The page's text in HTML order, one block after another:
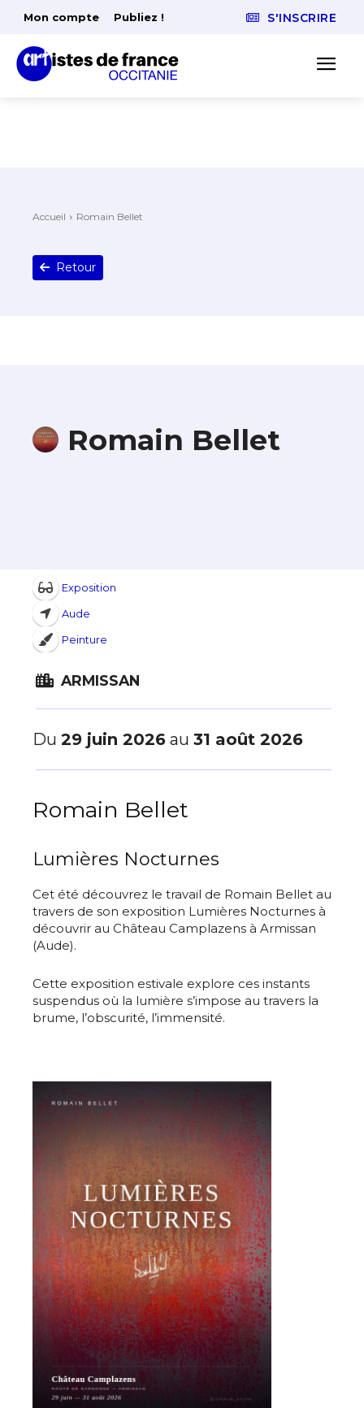
Mon compte Publiez ! S'INSCRIRE
Accueil Romain Bellet
Retour
Romain Bellet
Exposition
Aude
Peinture
ARMISSAN
Du 29 juin 2026 au 31 août 2026
Romain Bellet
Lumières Nocturnes
Cet été découvrez le travail de Romain Bellet au
travers de son exposition Lumières Nocturnes à
découvrir au Château Camplazens à Armissan
(Aude).
Cette exposition estivale explore ces instants
suspendus où la lumière s’impose au travers la
brume, l’obscurité, l’immensité.